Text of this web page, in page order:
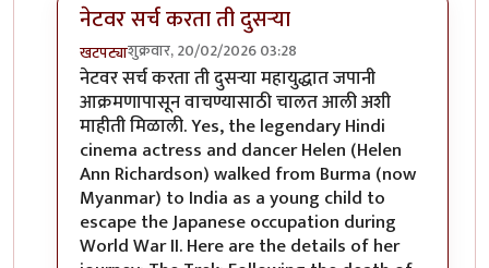
नेटवर सर्च करता ती दुसर्‍या
खटपट्याशुक्रवार, 20/02/2026 03:28
In reply toस्थलांतरित लोक - हा परीच्छेदby
नेटवर सर्च करता ती दुसर्‍या महायुद्धात जपानी
आक्रमणापासून वाचण्यासाठी चालत आली अशी
माहीती मिळाली. Yes, the legendary Hindi
cinema actress and dancer Helen (Helen
Ann Richardson) walked from Burma (now
Myanmar) to India as a young child to
escape the Japanese occupation during
World War II. Here are the details of her